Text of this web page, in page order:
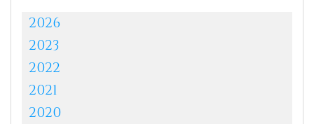
2026
2023
2022
2021
2020